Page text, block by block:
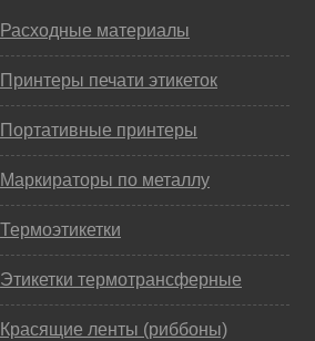
Расходные материалы
Принтеры печати этикеток
Портативные принтеры
Маркираторы по металлу
Термоэтикетки
Этикетки термотрансферные
Красящие ленты (риббоны)